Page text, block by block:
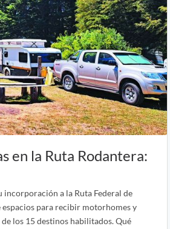
en la Ruta Rodantera:
incorporación a la Ruta Federal de
espacios para recibir motorhomes y
los 15 destinos habilitados. Qué